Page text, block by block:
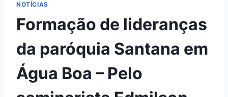
NOTÍCIAS
Formação de lideranças
da paróquia Santana em
Água Boa – Pelo